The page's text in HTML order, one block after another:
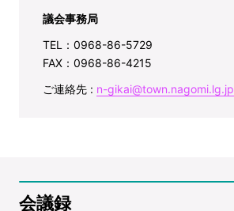
議会事務局
TEL：0968-86-5729
FAX：0968-86-4215
ご連絡先 : n-gikai@town.nagomi.lg.jp
会議録